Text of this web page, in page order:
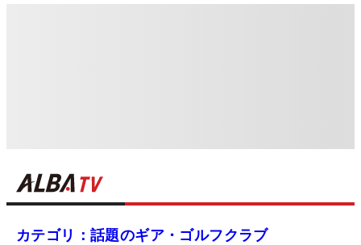
カテゴリ：話題のギア・ゴルフクラブ